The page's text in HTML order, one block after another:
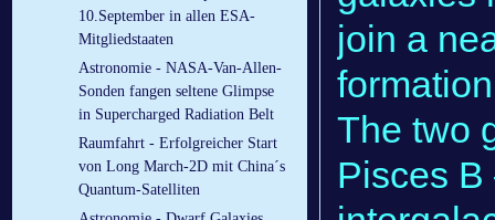
10.September in allen ESA-
Mitgliedstaaten
Astronomie - NASA-Van-Allen-
Sonden fangen seltene Glimpse
in Supercharged Radiation Belt
Raumfahrt - Erfolgreicher Start
von Long March-2D mit China´s
Quantum-Satelliten
join a
The two
Pisces